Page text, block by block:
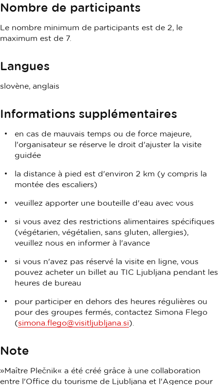
Nombre de participants
Le nombre minimum de participants est de 2, le
maximum est de 7.
Langues
slovène, anglais
Informations supplémentaires
en cas de mauvais temps ou de force majeure,
l'organisateur se réserve le droit d'ajuster la visite
guidée
la distance à pied est d'environ 2 km (y compris la
montée des escaliers)
veuillez apporter une bouteille d'eau avec vous
si vous avez des restrictions alimentaires spécifiques
(végétarien, végétalien, sans gluten, allergies),
veuillez nous en informer à l'avance
si vous n'avez pas réservé la visite en ligne, vous
pouvez acheter un billet au TIC Ljubljana pendant les
heures de bureau
pour participer en dehors des heures régulières ou
pour des groupes fermés, contactez Simona Flego
(simona.flego@visitljubljana.si).
Note
»Maître Plečnik« a été créé grâce à une collaboration
entre l'Office du tourisme de Ljubljana et l'Agence pour